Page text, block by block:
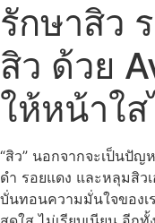
รักษาสิว
สิว ด้วย
ให้หน้าใส
“สิว” นอกจากจะเป็นปัญ
ดำ รอยแดง และหลุมสิว
บั่นทอนความมั่นใจของเ